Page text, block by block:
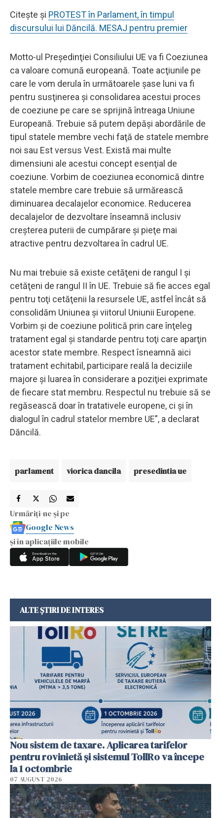
Citește și PROTEST în Parlament, în timpul
discursului lui Dăncilă. MESAJ pentru premier
Motto-ul Preşedinţiei Consiliului UE va fi Coeziunea
ca valoare comună europeană. Toate acţiunile pe
care le vom derula în următoarele şase luni va fi
pentru susţinerea şi consolidarea acestui proces
de coeziune pe care se sprijină întreaga Uniune
Europeană. Trebuie să putem depăşi abordările de
tipul statele membre vechi faţă de statele membre
noi sau Est versus Vest. Există mai multe
dimensiuni ale acestui concept esenţial de
coeziune. Vorbim de coeziunea economică dintre
statele membre care trebuie să urmărească
diminuarea decalajelor economice. Reducerea
decalajelor de dezvoltare înseamnă inclusiv
creşterea puterii de cumpărare şi pieţe mai
atractive pentru dezvoltarea în cadrul UE.
Nu mai trebuie să existe cetăţeni de rangul I şi
cetăţeni de rangul II în UE. Trebuie să fie acces egal
pentru toţi cetăţenii la resursele UE, astfel încât să
consolidăm Uniunea şi viitorul Uniunii Europene.
Vorbim şi de coeziune politică prin care înţeleg
tratament egal şi standarde pentru toţi care aparţin
acestor state membre. Respect îsneamnă aici
tratament echitabil, participare reală la deciziile
majore şi luarea în considerare a poziţiei exprimate
de fiecare stat membru. Respectul nu trebuie să se
regăsească doar în tratativele europene, ci şi în
dialogul în cadrul statelor membre UE”, a declarat
Dăncilă.
parlament viorica dancila presedintia ue
Urmăriți-ne și pe
Google News
și în aplicațiile mobile
ALTE ȘTIRI DE INTERES
Nou sistem de taxare. Aplicarea tarifelor
pentru rovinietă şi sistemul TollRo va începe
la 1 octombrie
07 AUGUST 2026